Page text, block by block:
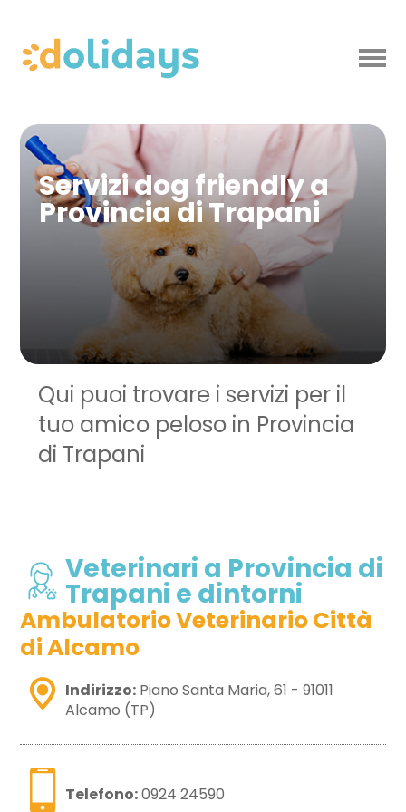
Servizi dog friendly a
Provincia di Trapani
Qui puoi trovare i servizi per il
tuo amico peloso in Provincia
di Trapani
Veterinari a Provincia di
Trapani e dintorni
Ambulatorio Veterinario Città
di Alcamo
Indirizzo: Piano Santa Maria, 61 - 91011
Alcamo (TP)
Telefono: 0924 24590